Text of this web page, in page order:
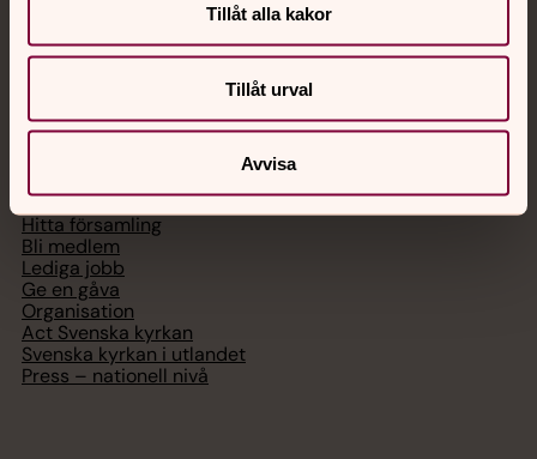
Tillåt alla kakor
Tillåt urval
Avvisa
Telefon 112
Hitta församling
Bli medlem
Lediga jobb
Ge en gåva
Organisation
Act Svenska kyrkan
Svenska kyrkan i utlandet
Press – nationell nivå